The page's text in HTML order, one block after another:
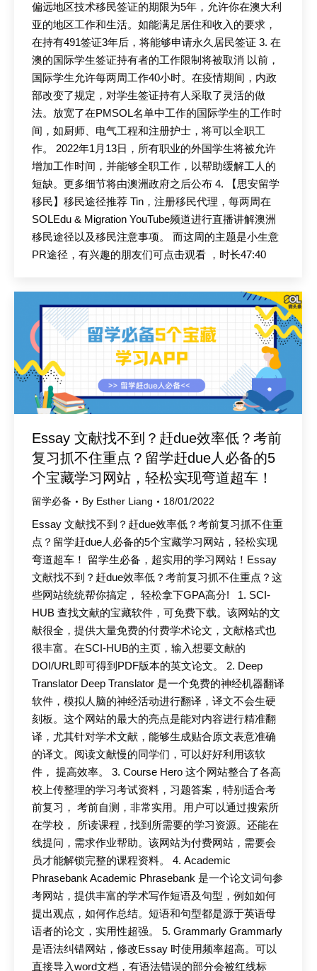
偏远地区技术移民签证的期限为5年，允许你在澳大利
亚的地区工作和生活。如能满足居住和收入的要求，
在持有491签证3年后，将能够申请永久居民签证 3. 在
澳的国际学生签证持有者的工作限制将被取消 以前，
国际学生允许每两周工作40小时。在疫情期间，内政
部改变了规定，对学生签证持有人采取了灵活的做
法。放宽了在PMSOL名单中工作的国际学生的工作时
间，如厨师、电气工程和注册护士，将可以全职工
作。 2022年1月13日，所有职业的外国学生将被允许
增加工作时间，并能够全职工作，以帮助缓解工人的
短缺。更多细节将由澳洲政府之后公布 4. 【思安留学
移民】移民途径推荐 Tin，注册移民代理，每两周在
SOLEdu & Migration YouTube频道进行直播讲解澳洲
移民途径以及移民注意事项。 而这周的主题是小生意
PR途径，有兴趣的朋友们可点击观看 ，时长47:40
Essay 文献找不到？赶due效率低？考前
复习抓不住重点？留学赶due人必备的5
个宝藏学习网站，轻松实现弯道超车！
留学必备 By Esther Liang 18/01/2022
Essay 文献找不到？赶due效率低？考前复习抓不住重
点？留学赶due人必备的5个宝藏学习网站，轻松实现
弯道超车！ 留学生必备，超实用的学习网站！Essay
文献找不到？赶due效率低？考前复习抓不住重点？这
些网站统统帮你搞定， 轻松拿下GPA高分! 1. SCI-
HUB 查找文献的宝藏软件，可免费下载。该网站的文
献很全，提供大量免费的付费学术论文，文献格式也
很丰富。在SCI-HUB的主页，输入想要文献的
DOI/URL即可得到PDF版本的英文论文。 2. Deep
Translator Deep Translator 是一个免费的神经机器翻译
软件，模拟人脑的神经活动进行翻译，译文不会生硬
刻板。这个网站的最大的亮点是能对内容进行精准翻
译，尤其针对学术文献，能够生成贴合原文表意准确
的译文。阅读文献慢的同学们，可以好好利用该软
件， 提高效率。 3. Course Hero 这个网站整合了各高
校上传整理的学习考试资料，习题答案，特别适合考
前复习， 考前自测，非常实用。用户可以通过搜索所
在学校， 所读课程，找到所需要的学习资源。还能在
线提问，需求作业帮助。该网站为付费网站，需要会
员才能解锁完整的课程资料。 4. Academic
Phrasebank Academic Phrasebank 是一个论文词句参
考网站，提供丰富的学术写作短语及句型，例如如何
提出观点，如何作总结。短语和句型都是源于英语母
语者的论文，实用性超强。 5. Grammarly Grammarly
是语法纠错网站，修改Essay 时使用频率超高。可以
直接导入word文档，有语法错误的部分会被红线标